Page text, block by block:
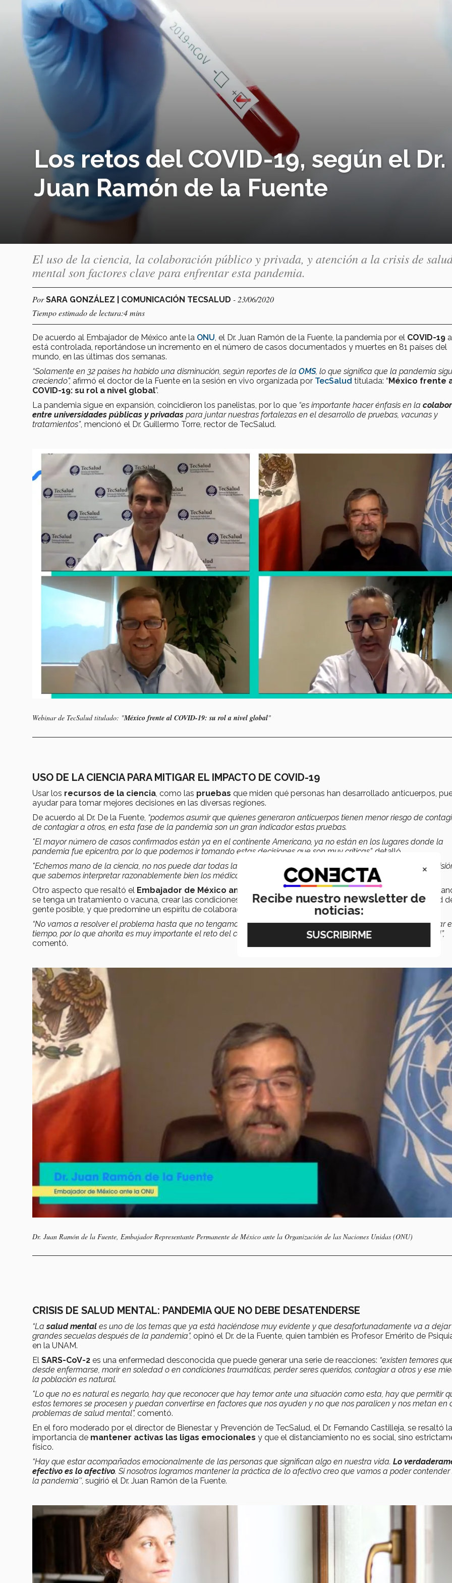
Los retos del COVID-19, según el Dr.
Juan Ramón de la Fuente
El uso de la ciencia, la colaboración público y privada, y atención a la crisis de
mental son factores clave para enfrentar esta pandemia.
PorSARA GONZÁLEZ | COMUNICACIÓN TECSALUD - 23/06/2020
Tiempo estimado de lectura:4 mins
De acuerdo al Embajador de México ante la ONU , el Dr. Juan Ramón de la Fuente, la pandemia por el COVID-19
está controlada, reportándose un incremento en el número de casos documentados y muertes en 81 países del
mundo, en las últimas dos semanas.
“Solamente en 32 países ha habido una disminución, según reportes de la OMS, lo que significa que la pandemia
creciendo”, afirmó el doctor de la Fuente en la sesión en vivo organizada por TecSalud titulada: “México frente
COVID-19: su rol a nivel global”.
La pandemia sigue en expansión, coincidieron los panelistas, por lo que “es importante hacer énfasis en la
entre universidades públicas y privadas para juntar nuestras fortalezas en el desarrollo de pruebas, vacunas y
tratamientos”, mencionó el Dr. Guillermo Torre, rector de TecSalud.
Webinar de TecSalud titulado: "México frente al COVID-19: su rol a nivel global"
USO DE LA CIENCIA PARA MITIGAR EL IMPACTO DE COVID-19
Usar los recursos de la ciencia , como las pruebas que miden qué personas han desarrollado anticuerpos,
ayudar para tomar mejores decisiones en las diversas regiones.
De acuerdo al Dr. De la Fuente, “podemos asumir que quienes generaron anticuerpos tienen menor riesgo de
de contagiar a otros, en esta fase de la pandemia son un gran indicador estas pruebas.
"El mayor número de casos confirmados están ya en el continente Americano, ya no están en los lugares donde la
pandemia fue epicentro, por lo que podemos ir tomando estas decisiones que son muy críticas”, detalló.
"Echemos mano de la ciencia, no nos puede dar todas las respuestas, pero nos puede dar una con bastante
que sabemos interpretar razonablemente bien los médicos”,
comentó De la Fuente.
Otro aspecto que resaltó el Embajador de México ante la ONU
fue la necesidad de un acuerdo solidario
se tenga un tratamiento o vacuna, crear las condiciones para que puedan estar accesibles a la mayor cantidad
gente posible, y que predomine un espíritu de colaboración.
“No vamos a resolver el problema hasta que no tengamos un tratamiento o una vacuna, vamos a tener que luchar
tiempo, por lo que ahorita es muy importante el reto del confinamiento, aprender a vivir en esta nueva normalidad”,
comentó.
Dr. Juan Ramón de la Fuente, Embajador Representante Permanente de México ante la Organización de las Naciones Unidas (ONU)
CRISIS DE SALUD MENTAL: PANDEMIA QUE NO DEBE DESATENDERSE
“Lasalud mental es uno de los temas que ya está haciéndose muy evidente y que desafortunadamente va a dejar
grandes secuelas después de la pandemia”, opinó el Dr. de la Fuente, quien también es Profesor Emérito de
en la UNAM.
El SARS-CoV-2 es una enfermedad desconocida que puede generar una serie de reacciones: “existen temores
desde enfermarse, morir en soledad o en condiciones traumáticas, perder seres queridos, contagiar a otros y ese
la población es natural.
"Lo que no es natural es negarlo, hay que reconocer que hay temor ante una situación como esta, hay que permitir
estos temores se procesen y puedan convertirse en factores que nos ayuden y no que nos paralicen y nos metan en
problemas de salud mental”, comentó.
En el foro moderado por el director de Bienestar y Prevención de TecSalud, el Dr. Fernando Castilleja, se resaltó la
importancia de mantener activas las ligas emocionales y que el distanciamiento no es social, sino
físico.
“Hay que estar acompañados emocionalmente de las personas que significan algo en nuestra vida. Lo
efectivo es lo afectivo. Si nosotros logramos mantener la práctica de lo afectivo creo que vamos a poder
la pandemia'', sugirió el Dr. Juan Ramón de la Fuente.
×
Recibe nuestro newsletter de
noticias: